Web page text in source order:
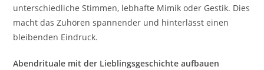
unterschiedliche Stimmen, lebhafte Mimik oder Gestik. Dies
macht das Zuhören spannender und hinterlässt einen
bleibenden Eindruck.
Abendrituale mit der Lieblingsgeschichte aufbauen